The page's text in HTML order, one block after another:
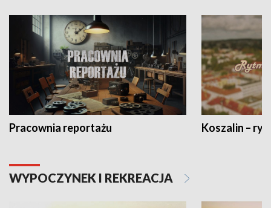
Pracownia reportażu Koszalin –
WYPOCZYNEK I REKREACJA